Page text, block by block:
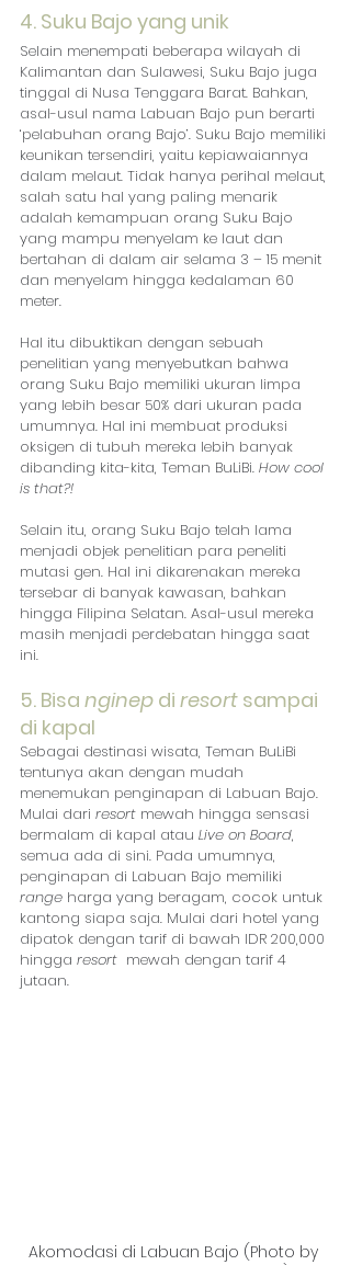
4. Suku Bajo yang unik
Selain menempati beberapa wilayah di
Kalimantan dan Sulawesi, Suku Bajo juga
tinggal di Nusa Tenggara Barat. Bahkan,
asal-usul nama Labuan Bajo pun berarti
‘pelabuhan orang Bajo’. Suku Bajo memiliki
keunikan tersendiri, yaitu kepiawaiannya
dalam melaut. Tidak hanya perihal melaut,
salah satu hal yang paling menarik
adalah kemampuan orang Suku Bajo
yang mampu menyelam ke laut dan
bertahan di dalam air selama 3 – 15 menit
dan menyelam hingga kedalaman 60
meter.
Hal itu dibuktikan dengan sebuah
penelitian yang menyebutkan bahwa
orang Suku Bajo memiliki ukuran limpa
yang lebih besar 50% dari ukuran pada
umumnya. Hal ini membuat produksi
oksigen di tubuh mereka lebih banyak
dibanding kita-kita, Teman BuLiBi. How cool
is that?!
Selain itu, orang Suku Bajo telah lama
menjadi objek penelitian para peneliti
mutasi gen. Hal ini dikarenakan mereka
tersebar di banyak kawasan, bahkan
hingga Filipina Selatan. Asal-usul mereka
masih menjadi perdebatan hingga saat
ini.
5. Bisa nginep di resort sampai
di kapal
Sebagai destinasi wisata, Teman BuLiBi
tentunya akan dengan mudah
menemukan penginapan di Labuan Bajo.
Mulai dari resort mewah hingga sensasi
bermalam di kapal atau Live on Board,
semua ada di sini. Pada umumnya,
penginapan di Labuan Bajo memiliki
range harga yang beragam, cocok untuk
kantong siapa saja. Mulai dari hotel yang
dipatok dengan tarif di bawah IDR 200,000
hingga resort mewah dengan tarif 4
jutaan.
Akomodasi di Labuan Bajo (Photo by